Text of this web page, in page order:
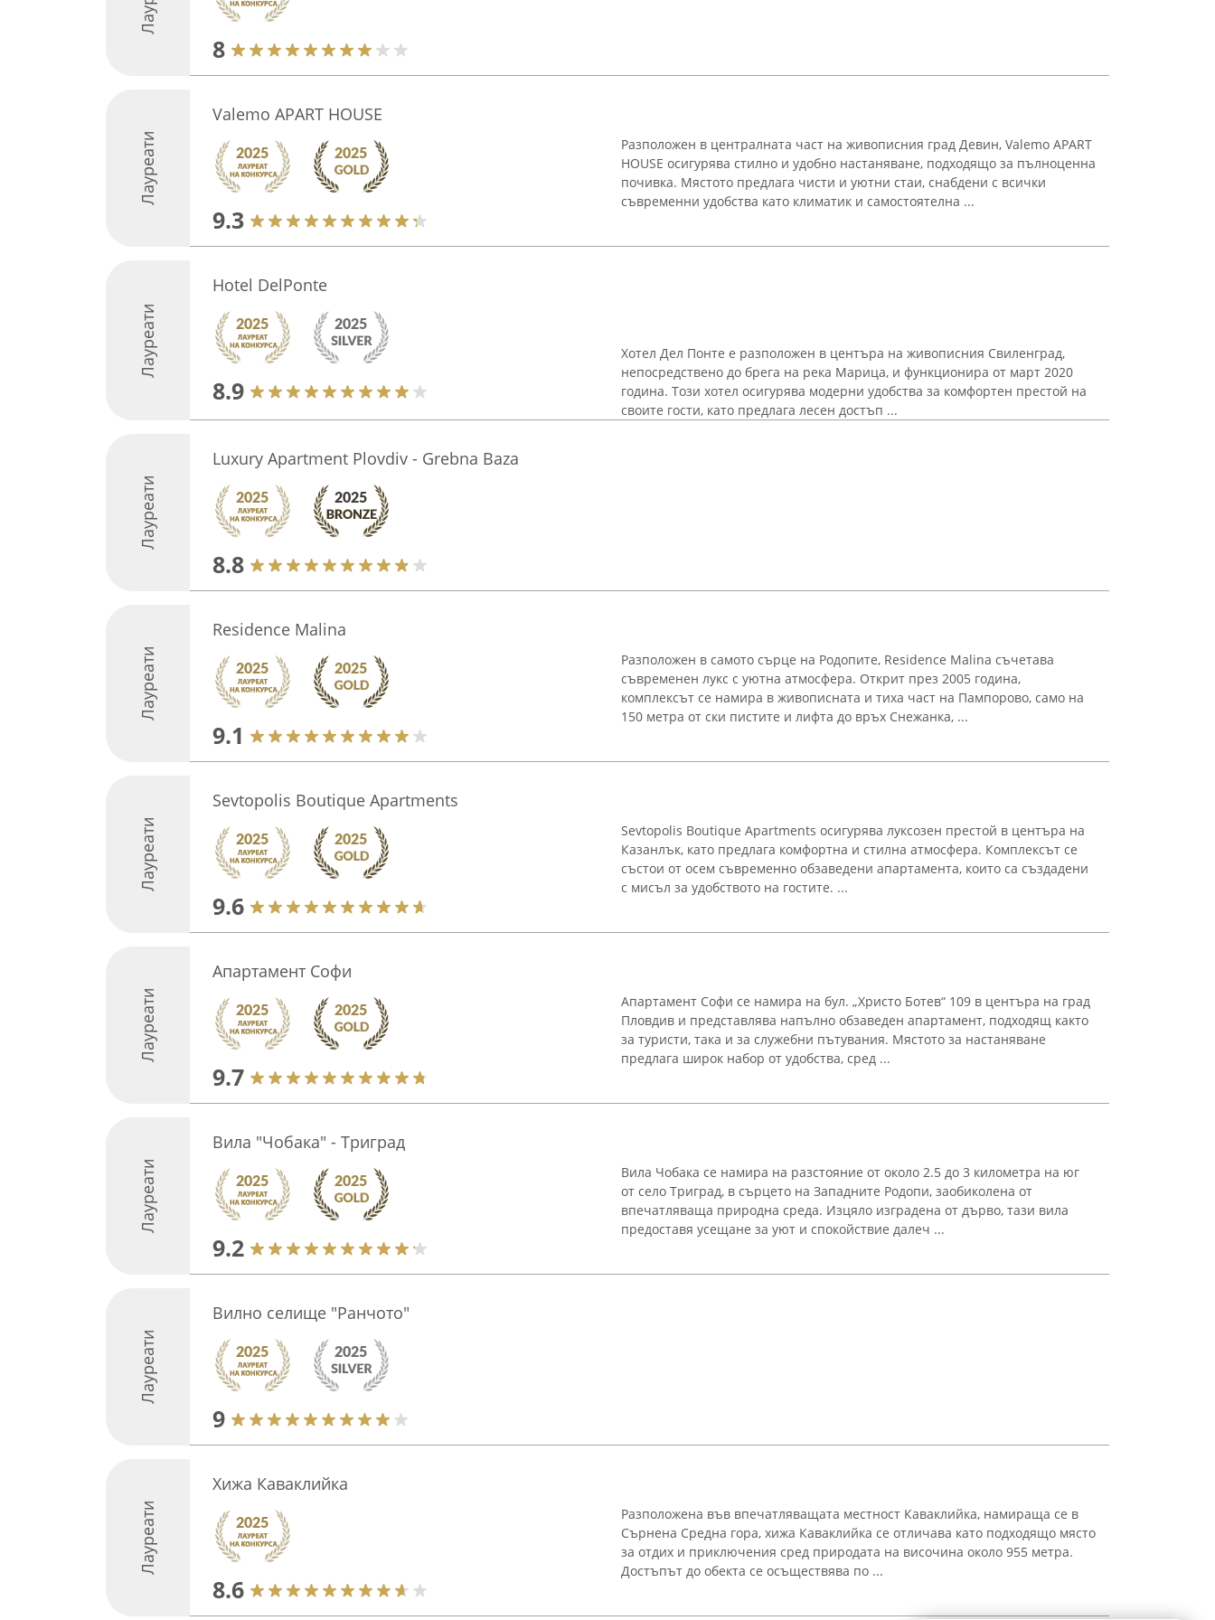
8
Лауреати
Valemo APART HOUSE
9.3
Разположен в централната част на живописния град Девин, Valemo APART
HOUSE осигурява стилно и удобно настаняване, подходящо за пълноценна
почивка. Мястото предлага чисти и уютни стаи, снабдени с всички
съвременни удобства като климатик и самостоятелна ...
Лауреати
Hotel DelPonte
8.9
Хотел Дел Понте е разположен в центъра на живописния Свиленград,
непосредствено до брега на река Марица, и функционира от март 2020
година. Този хотел осигурява модерни удобства за комфортен престой на
своите гости, като предлага лесен достъп ...
Лауреати
Luxury Apartment Plovdiv - Grebna Baza
8.8
Лауреати
Residence Malina
9.1
Разположен в самото сърце на Родопите, Residence Malina съчетава
съвременен лукс с уютна атмосфера. Открит през 2005 година,
комплексът се намира в живописната и тиха част на Пампорово, само на
150 метра от ски пистите и лифта до връх Снежанка, ...
Лауреати
Sevtopolis Boutique Apartments
9.6
Sevtopolis Boutique Apartments осигурява луксозен престой в центъра на
Казанлък, като предлага комфортна и стилна атмосфера. Комплексът се
състои от осем съвременно обзаведени апартамента, които са създадени
с мисъл за удобството на гостите. ...
Лауреати
Апартамент Софи
9.7
Апартамент Софи се намира на бул. „Христо Ботев“ 109 в центъра на град
Пловдив и представлява напълно обзаведен апартамент, подходящ както
за туристи, така и за служебни пътувания. Мястото за настаняване
предлага широк набор от удобства, сред ...
Лауреати
Вила "Чобака" - Триград
9.2
Вила Чобака се намира на разстояние от около 2.5 до 3 километра на юг
от село Триград, в сърцето на Западните Родопи, заобиколена от
впечатляваща природна среда. Изцяло изградена от дърво, тази вила
предоставя усещане за уют и спокойствие далеч ...
Лауреати
Вилно селище "Ранчото"
9
Лауреати
Хижа Каваклийка
8.6
Разположена във впечатляващата местност Каваклийка, намираща се в
Сърнена Средна гора, хижа Каваклийка се отличава като подходящо място
за отдих и приключения сред природата на височина около 955 метра.
Достъпът до обекта се осъществява по ...